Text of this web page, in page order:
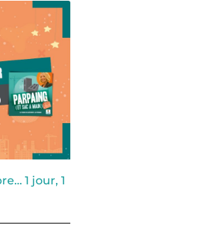
1 jour, 1